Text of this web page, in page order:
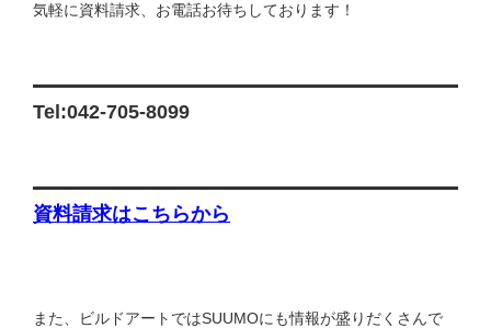
気軽に資料請求、お電話お待ちしております！
Tel:042-705-8099
資料請求はこちらから
また、ビルドアートではSUUMOにも情報が盛りだくさんで